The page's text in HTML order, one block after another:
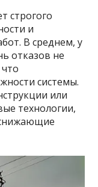
строгого
и
В среднем, у
отказов не
системы.
или
технологии,